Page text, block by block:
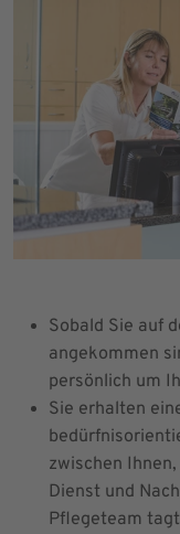
Sobald Sie auf
angekommen
persönlich um
Sie erhalten
zwischen
Dienst und
Pflegeteam